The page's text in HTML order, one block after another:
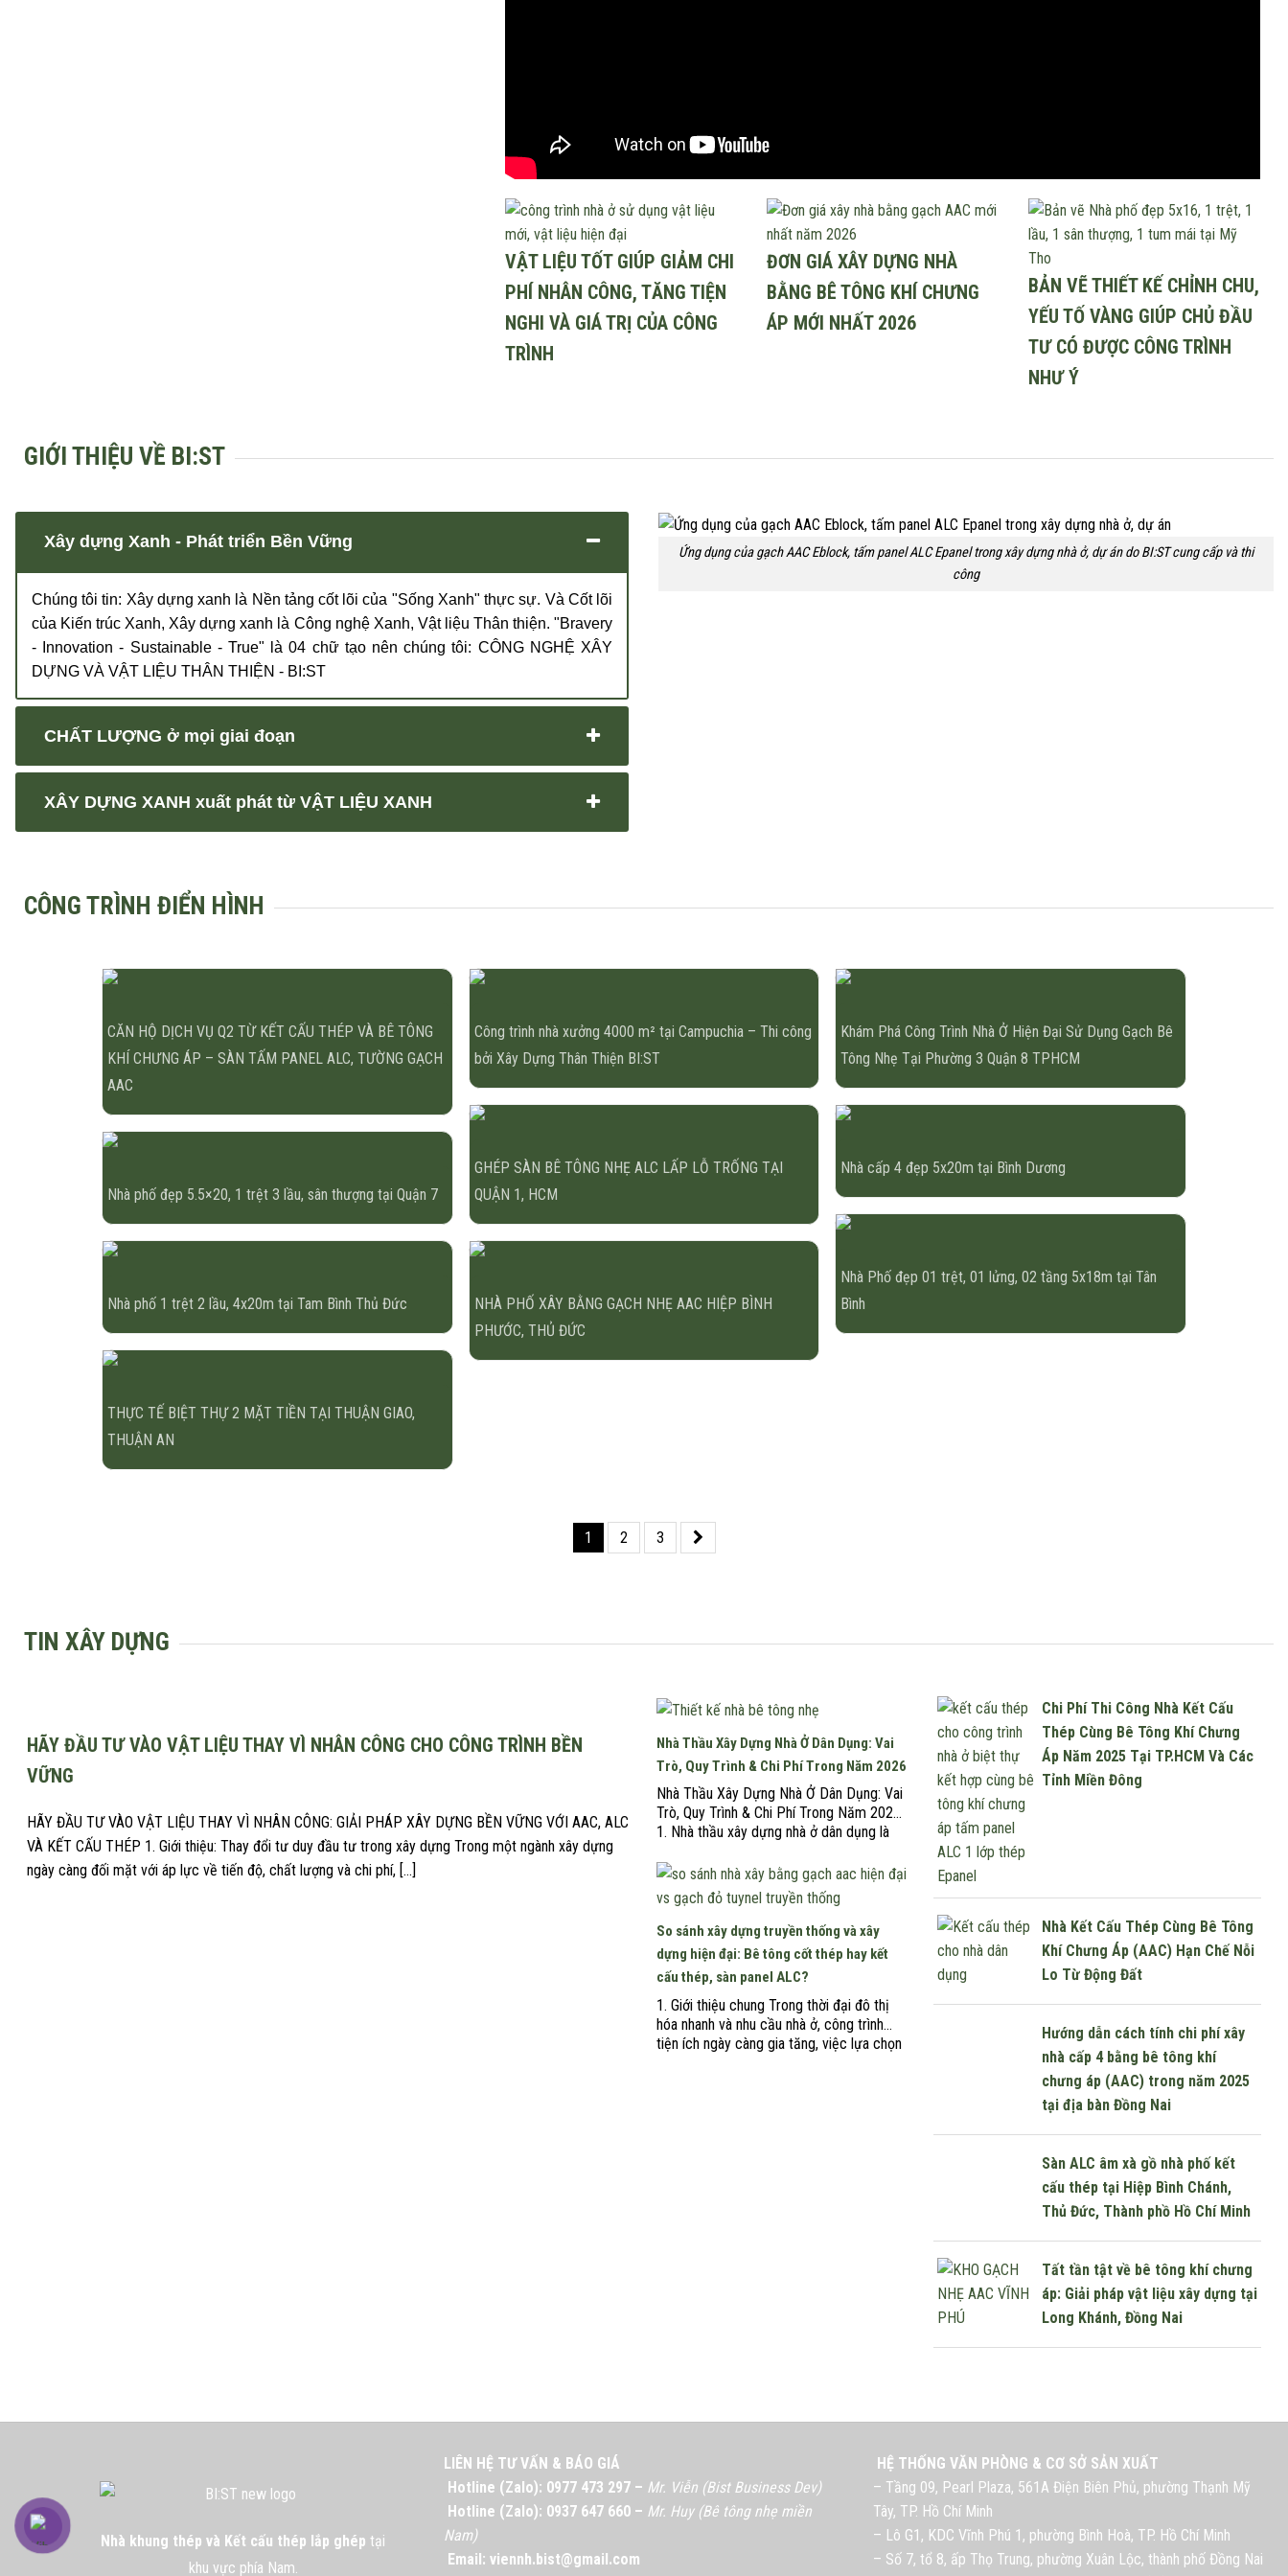
VẬT LIỆU TỐT GIÚP GIẢM CHI
PHÍ NHÂN CÔNG, TĂNG TIỆN
NGHI VÀ GIÁ TRỊ CỦA CÔNG
TRÌNH
ĐƠN GIÁ XÂY DỰNG NHÀ
BẰNG BÊ TÔNG KHÍ CHƯNG
ÁP MỚI NHẤT 2026
BẢN VẼ THIẾT KẾ CHỈNH CHU,
YẾU TỐ VÀNG GIÚP CHỦ ĐẦU
TƯ CÓ ĐƯỢC CÔNG TRÌNH
NHƯ Ý
GIỚI THIỆU VỀ BI:ST
Xây dựng Xanh - Phát triển Bền Vững
Chúng tôi tin: Xây dựng xanh là Nền tảng cốt lõi của "Sống Xanh" thực sự. Và Cốt lõi
của Kiến trúc Xanh, Xây dựng xanh là Công nghệ Xanh, Vật liệu Thân thiện. "Bravery
- Innovation - Sustainable - True" là 04 chữ tạo nên chúng tôi: CÔNG NGHỆ XÂY
DỰNG VÀ VẬT LIỆU THÂN THIỆN - BI:ST
CHẤT LƯỢNG ở mọi giai đoạn
XÂY DỰNG XANH xuất phát từ VẬT LIỆU XANH
Ứng dụng của gạch AAC Eblock, tấm panel ALC Epanel trong xây dựng nhà ở, dự án do BI:ST cung cấp và thi
công
CÔNG TRÌNH ĐIỂN HÌNH
CĂN HỘ DỊCH VỤ Q2 TỪ KẾT CẤU THÉP VÀ BÊ TÔNG
KHÍ CHƯNG ÁP – SÀN TẤM PANEL ALC, TƯỜNG GẠCH
AAC
Công trình nhà xưởng 4000 m² tại Campuchia – Thi công
bởi Xây Dựng Thân Thiện BI:ST
Khám Phá Công Trình Nhà Ở Hiện Đại Sử Dụng Gạch Bê
Tông Nhẹ Tại Phường 3 Quận 8 TPHCM
GHÉP SÀN BÊ TÔNG NHẸ ALC LẤP LỖ TRỐNG TẠI
QUẬN 1, HCM
Nhà cấp 4 đẹp 5x20m tại Bình Dương
Nhà phố đẹp 5.5×20, 1 trệt 3 lầu, sân thượng tại Quận 7
Nhà Phố đẹp 01 trệt, 01 lửng, 02 tầng 5x18m tại Tân
Bình
Nhà phố 1 trệt 2 lầu, 4x20m tại Tam Bình Thủ Đức
NHÀ PHỐ XÂY BẰNG GẠCH NHẸ AAC HIỆP BÌNH
PHƯỚC, THỦ ĐỨC
THỰC TẾ BIỆT THỰ 2 MẶT TIỀN TẠI THUẬN GIAO,
THUẬN AN
1 2 3
TIN XÂY DỰNG
HÃY ĐẦU TƯ VÀO VẬT LIỆU THAY VÌ NHÂN CÔNG CHO CÔNG TRÌNH BỀN
VỮNG
HÃY ĐẦU TƯ VÀO VẬT LIỆU THAY VÌ NHÂN CÔNG: GIẢI PHÁP XÂY DỰNG BỀN VỮNG VỚI AAC, ALC
VÀ KẾT CẤU THÉP 1. Giới thiệu: Thay đổi tư duy đầu tư trong xây dựng Trong một ngành xây dựng
ngày càng đối mặt với áp lực về tiến độ, chất lượng và chi phí, […]
Nhà Thầu Xây Dựng Nhà Ở Dân Dụng: Vai
Trò, Quy Trình & Chi Phí Trong Năm 2026
Nhà Thầu Xây Dựng Nhà Ở Dân Dụng: Vai
Trò, Quy Trình & Chi Phí Trong Năm 2026
1. Nhà thầu xây dựng nhà ở dân dụng là
dựng 2025 (có hiệu lực từ 01/07/2026),
nhà thầu xây dựng là tổ chức hoặc cá
nhân tham […]
So sánh xây dựng truyền thống và xây
dựng hiện đại: Bê tông cốt thép hay kết
cấu thép, sàn panel ALC?
1. Giới thiệu chung Trong thời đại đô thị
hóa nhanh và nhu cầu nhà ở, công trình
tiện ích ngày càng gia tăng, việc lựa chọn
Chi Phí Thi Công Nhà Kết Cấu
Thép Cùng Bê Tông Khí Chưng
Áp Năm 2025 Tại TP.HCM Và Các
Tỉnh Miền Đông
Nhà Kết Cấu Thép Cùng Bê Tông
Khí Chưng Áp (AAC) Hạn Chế Nỗi
Lo Từ Động Đất
Hướng dẫn cách tính chi phí xây
nhà cấp 4 bằng bê tông khí
chưng áp (AAC) trong năm 2025
tại địa bàn Đồng Nai
Sàn ALC âm xà gồ nhà phố kết
cấu thép tại Hiệp Bình Chánh,
Thủ Đức, Thành phồ Hồ Chí Minh
Tất tần tật về bê tông khí chưng
áp: Giải pháp vật liệu xây dựng tại
Long Khánh, Đồng Nai
Nhà khung thép và Kết cấu thép lắp ghép tại
khu vực phía Nam.
LIÊN HỆ TƯ VẤN & BÁO GIÁ
Hotline (Zalo): 0977 473 297 – Mr. Viễn (Bist Business Dev)
Hotline (Zalo): 0937 647 660 – Mr. Huy (Bê tông nhẹ miền
Nam)
Email: viennh.bist@gmail.com
HỆ THỐNG VĂN PHÒNG & CƠ SỞ SẢN XUẤT
– Tầng 09, Pearl Plaza, 561A Điện Biên Phủ, phường Thạnh Mỹ
Tây, TP. Hồ Chí Minh
– Lô G1, KDC Vĩnh Phú 1, phường Bình Hoà, TP. Hồ Chí Minh
– Số 7, tổ 8, ấp Thọ Trung, phường Xuân Lộc, thành phố Đồng Nai